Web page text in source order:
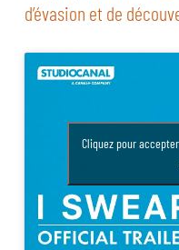
d’évasion et de
Cliquez pour